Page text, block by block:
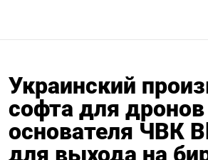
Украинский
софта для
основателя ЧВК